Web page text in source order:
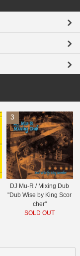
3
DJ Mu-R / Mixing Dub
"Dub Wise by King Scor
cher"
SOLD OUT